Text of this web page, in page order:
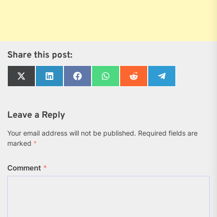
Share this post:
Share
on
Share
on
Share
on
Share
on
Share
on
Share
on
Leave a Reply
Your email address will not be published. Required fields are
marked *
Comment *